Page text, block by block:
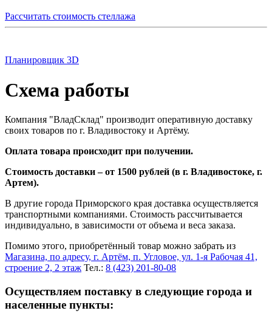
Рассчитать стоимость стеллажа
Планировщик 3D
Схема работы
Компания "ВладСклад" производит оперативную доставку
своих товаров по г. Владивостоку и Артёму.
Оплата товара происходит при получении.
Стоимость доставки – от 1500 рублей (в г. Владивостоке, г.
Артем).
В другие города Приморского края доставка осуществляется
транспортными компаниями. Стоимость рассчитывается
индивидуально, в зависимости от объема и веса заказа.
Помимо этого, приобретённый товар можно забрать из
Магазина, по адресу, г. Артём, п. Угловое, ул. 1-я Рабочая 41,
строение 2, 2 этаж Тел.: 8 (423) 201-80-08
Осуществляем поставку в следующие города и
населенные пункты: